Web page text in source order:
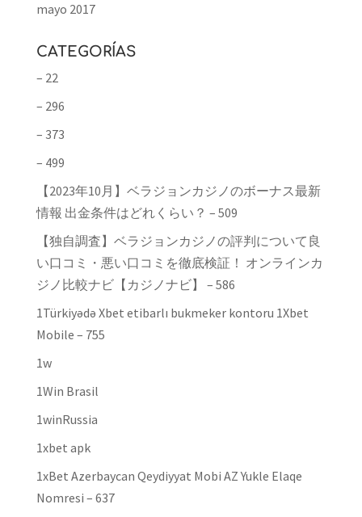
mayo 2017
CATEGORÍAS
– 22
– 296
– 373
– 499
【2023年10月】ベラジョンカジノのボーナス最新
情報 出金条件はどれくらい？ – 509
【独自調査】ベラジョンカジノの評判について良
い口コミ・悪い口コミを徹底検証！ オンラインカ
ジノ比較ナビ【カジノナビ】 – 586
1Türkiyədə Xbet etibarlı bukmeker kontoru 1Xbet
Mobile – 755
1w
1Win Brasil
1winRussia
1xbet apk
1xBet Azerbaycan Qeydiyyat Mobi AZ Yukle Elaqe
Nomresi – 637